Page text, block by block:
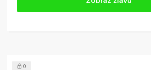
(v ponuke je cca 1 500
Kliknite na tlačidlo „Nakupovať“.
0